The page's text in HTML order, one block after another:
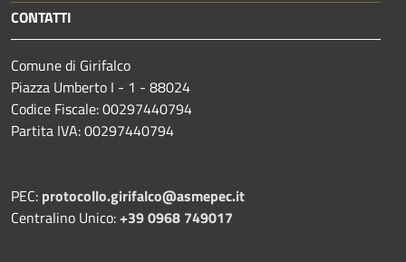
CONTATTI
Comune di Girifalco
Piazza Umberto I - 1 - 88024
Codice Fiscale: 00297440794
Partita IVA: 00297440794
PEC: protocollo.girifalco@asmepec.it
Centralino Unico:+39 0968 749017